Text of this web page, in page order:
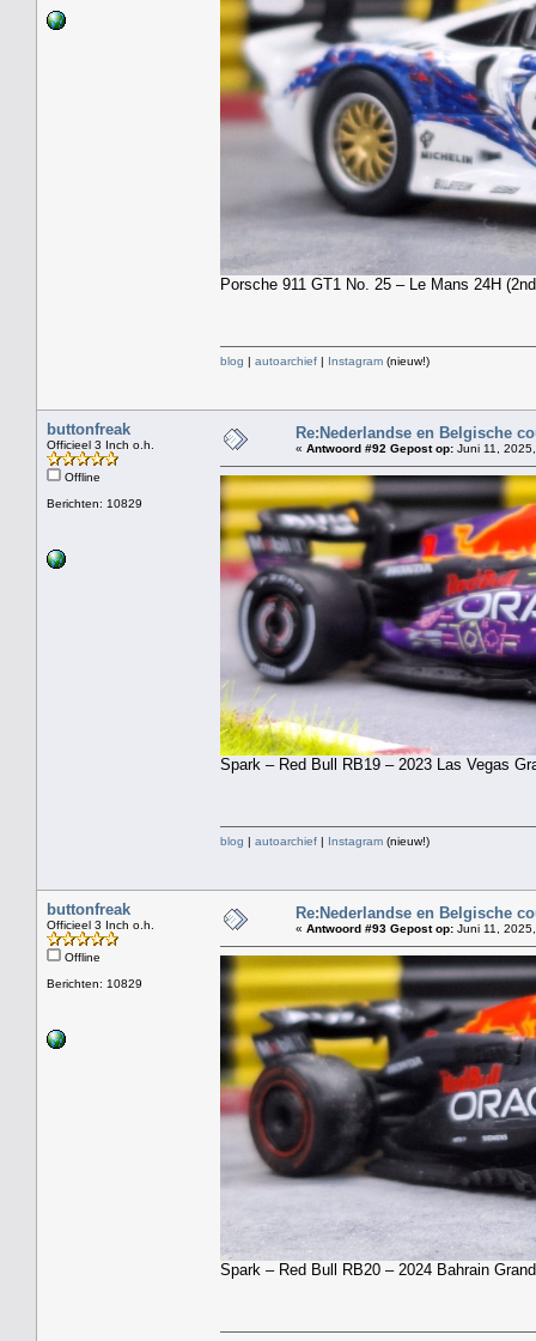
Porsche 911 GT1 No. 25 – Le Mans 24H
blog | autoarchief | Instagram (nieuw!)
buttonfreak
Officieel 3 Inch o.h.
Offline
Berichten: 10829
Re:Nederlandse en Belgische
« Antwoord #92 Gepost op: Juni 11,
Spark – Red Bull RB19 – 2023 Las Vegas
blog | autoarchief | Instagram (nieuw!)
buttonfreak
Officieel 3 Inch o.h.
Offline
Berichten: 10829
Re:Nederlandse en Belgische
« Antwoord #93 Gepost op: Juni 11,
Spark – Red Bull RB20 – 2024 Bahrain